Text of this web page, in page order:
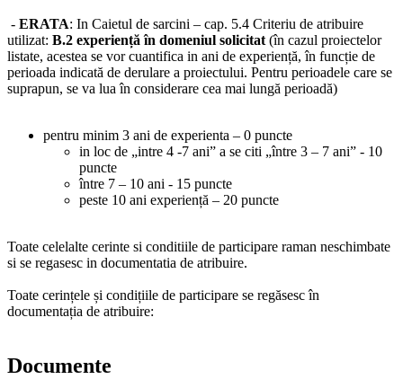
- ERATA: In Caietul de sarcini – cap. 5.4 Criteriu de atribuire
utilizat: B.2 experiență în domeniul solicitat(în cazul proiectelor
listate, acestea se vor cuantifica in ani de experiență, în funcție de
perioada indicată de derulare a proiectului. Pentru perioadele care se
suprapun, se va lua în considerare cea mai lungă perioadă)
pentru minim 3 ani de experienta – 0 puncte
in loc de „intre 4 -7 ani” a se citi „între 3 – 7 ani” - 10
puncte
între 7 – 10 ani - 15 puncte
peste 10 ani experiență – 20 puncte
Toate celelalte cerinte si conditiile de participare raman neschimbate
si se regasesc in documentatia de atribuire.
Toate cerințele și condițiile de participare se regăsesc în
documentația de atribuire:
Documente